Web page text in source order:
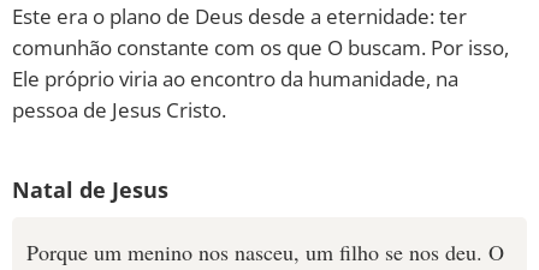
Este era o plano de Deus desde a eternidade: ter
comunhão constante com os que O buscam. Por isso,
Ele próprio viria ao encontro da humanidade, na
pessoa de Jesus Cristo.
Natal de Jesus
Porque um menino nos nasceu, um filho se nos deu. O